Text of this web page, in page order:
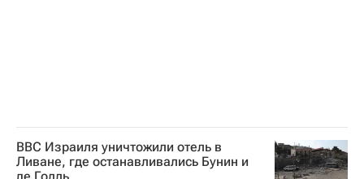
ВВС Израиля уничтожили отель в
Ливане, где останавливались Бунин и